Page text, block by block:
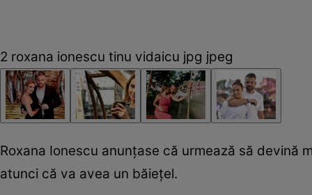
2 roxana ionescu tinu vidaicu jpg jpeg
Roxana Ionescu anunţase că urmează să devină
atunci că va avea un băieţel.